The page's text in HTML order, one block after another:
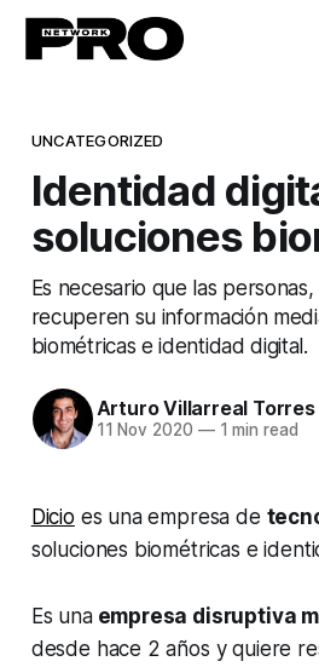
UNCATEGORIZED
Identidad
soluciones
Es necesario que las
recuperen su información
biométricas e identidad digital.
Arturo Villarreal Torres
11 Nov 2020 —1 min read
Dicio es una empresa de
soluciones biométricas e
Es unaempresa disruptiva
desde hace 2 años y quiere